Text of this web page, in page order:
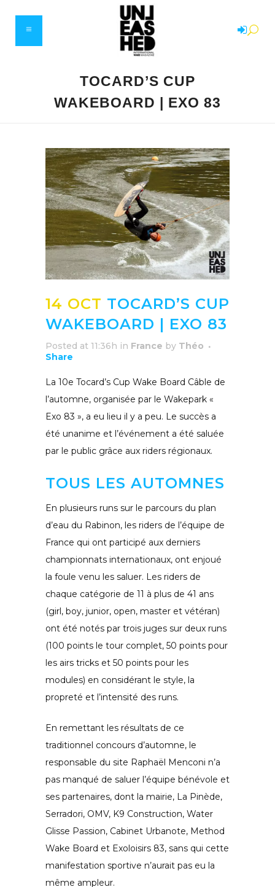
TOCARD’S CUP
WAKEBOARD | EXO 83
14 OCT TOCARD’S CUP
WAKEBOARD | EXO 83
Posted at 11:36h in France by Théo
Share
La 10e Tocard’s Cup Wake Board Câble de
l’automne, organisée par le Wakepark «
Exo 83 », a eu lieu il y a peu. Le succès a
été unanime et l’événement a été saluée
par le public grâce aux riders régionaux.
TOUS LES AUTOMNES
En plusieurs runs sur le parcours du plan
d’eau du Rabinon, les riders de l’équipe de
France qui ont participé aux derniers
championnats internationaux, ont enjoué
la foule venu les saluer. Les riders de
chaque catégorie de 11 à plus de 41 ans
(girl, boy, junior, open, master et vétéran)
ont été notés par trois juges sur deux runs
(100 points le tour complet, 50 points pour
les airs tricks et 50 points pour les
modules) en considérant le style, la
propreté et l’intensité des runs.
En remettant les résultats de ce
traditionnel concours d’automne, le
responsable du site Raphaël Menconi n’a
pas manqué de saluer l’équipe bénévole et
ses partenaires, dont la mairie, La Pinède,
Serradori, OMV, K9 Construction, Water
Glisse Passion, Cabinet Urbanote, Method
Wake Board et Exoloisirs 83, sans qui cette
manifestation sportive n’aurait pas eu la
même ampleur.